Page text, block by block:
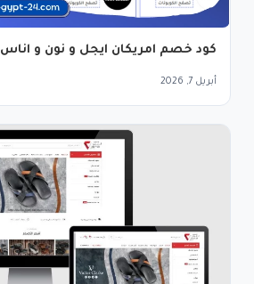
كود خصم امريكان ايجل و نون و اناس
أبريل 7, 2026